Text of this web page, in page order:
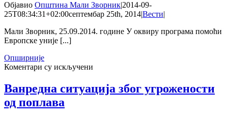
Објавио Општина Мали Зворник|2014-09-
25T08:34:31+02:00септембар 25th, 2014|Вести|
Мали Зворник, 25.09.2014. године У оквиру програма помоћи
Европске уније [...]
Опширније
Коментари су искључени
општини
Мали
Ванредна ситуација због угрожености
од поплава